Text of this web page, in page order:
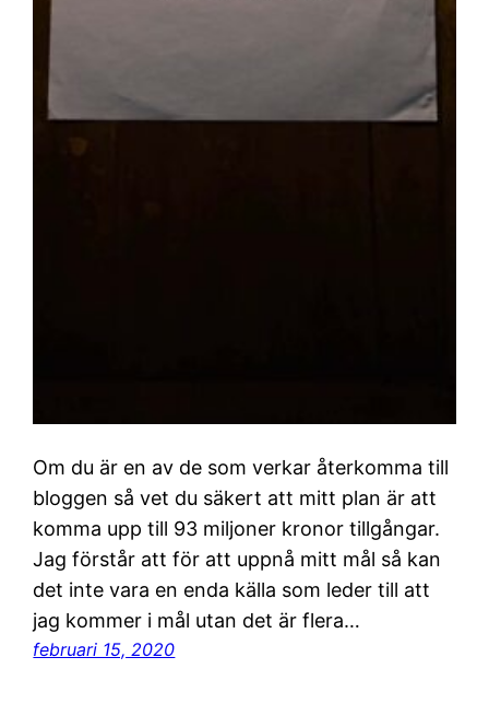
Om du är en av de som verkar återkomma till
bloggen så vet du säkert att mitt plan är att
komma upp till 93 miljoner kronor tillgångar.
Jag förstår att för att uppnå mitt mål så kan
det inte vara en enda källa som leder till att
jag kommer i mål utan det är flera…
februari 15, 2020